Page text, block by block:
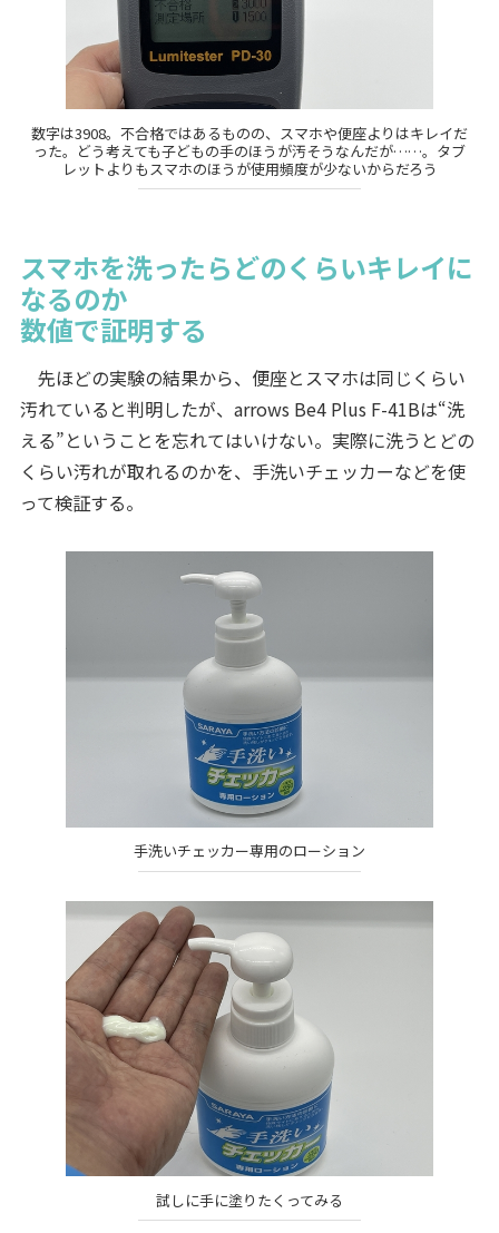
数字は3908。不合格ではあるものの、スマホや便座よりはキレイだ
った。どう考えても子どもの手のほうが汚そうなんだが……。タブ
レットよりもスマホのほうが使用頻度が少ないからだろう
スマホを洗ったらどのくらいキレイに
なるのか
数値で証明する
先ほどの実験の結果から、便座とスマホは同じくらい
汚れていると判明したが、arrows Be4 Plus F-41Bは“洗
える”ということを忘れてはいけない。実際に洗うとどの
くらい汚れが取れるのかを、手洗いチェッカーなどを使
って検証する。
手洗いチェッカー専用のローション
試しに手に塗りたくってみる